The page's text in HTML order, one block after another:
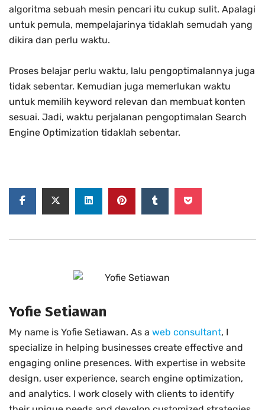
algoritma sebuah mesin pencari itu cukup sulit. Apalagi
untuk pemula, mempelajarinya tidaklah semudah yang
dikira dan perlu waktu.
Proses belajar perlu waktu, lalu pengoptimalannya juga
tidak sebentar. Kemudian juga memerlukan waktu
untuk memilih keyword relevan dan membuat konten
sesuai. Jadi, waktu perjalanan pengoptimalan Search
Engine Optimization tidaklah sebentar.
Yofie Setiawan
My name is Yofie Setiawan. As a web consultant, I
specialize in helping businesses create effective and
engaging online presences. With expertise in website
design, user experience, search engine optimization,
and analytics. I work closely with clients to identify